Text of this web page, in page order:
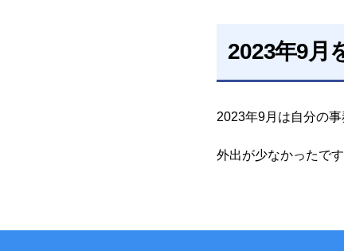
2023年9月
2023年9月は自分の
外出が少なかったで